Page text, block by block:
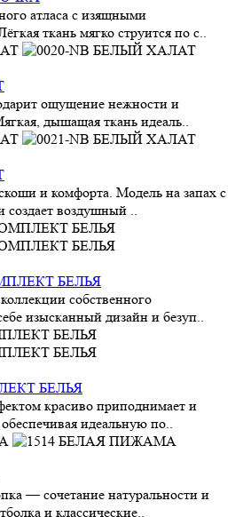
атласа с изящными
ткань мягко струится по с..
ощущение нежности и
дышащая ткань идеаль..
и комфорта. Модель на запах с
воздушный ..
БЕЛЬЯ
собственного
изысканный дизайн и безуп..
БЕЛЬЯ
красиво приподнимает и
идеальную по..
— сочетание натуральности и
и классические..